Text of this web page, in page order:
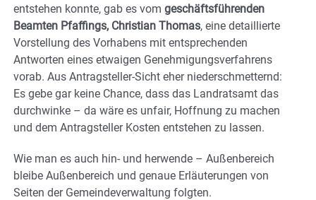
entstehen konnte, gab es vom geschäftsführenden
Beamten Pfaffings, Christian Thomas, eine detaillierte
Vorstellung des Vorhabens mit entsprechenden
Antworten eines etwaigen Genehmigungsverfahrens
vorab. Aus Antragsteller-Sicht eher niederschmetternd:
Es gebe gar keine Chance, dass das Landratsamt das
durchwinke – da wäre es unfair, Hoffnung zu machen
und dem Antragsteller Kosten entstehen zu lassen.
Wie man es auch hin- und herwende – Außenbereich
bleibe Außenbereich und genaue Erläuterungen von
Seiten der Gemeindeverwaltung folgten.